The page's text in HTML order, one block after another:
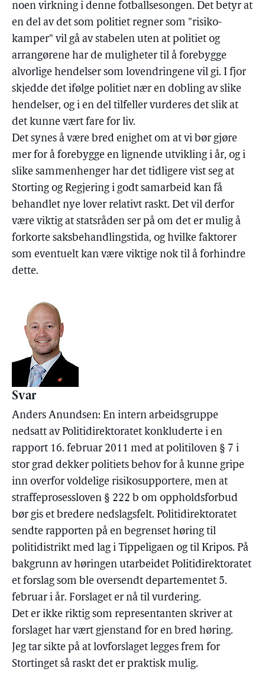
noen virkning i denne fotballsesongen. Det betyr at
en del av det som politiet regner som "risiko-
kamper" vil gå av stabelen uten at politiet og
arrangørene har de muligheter til å forebygge
alvorlige hendelser som lovendringene vil gi. I fjor
skjedde det ifølge politiet nær en dobling av slike
hendelser, og i en del tilfeller vurderes det slik at
det kunne vært fare for liv.
Det synes å være bred enighet om at vi bør gjøre
mer for å forebygge en lignende utvikling i år, og i
slike sammenhenger har det tidligere vist seg at
Storting og Regjering i godt samarbeid kan få
behandlet nye lover relativt raskt. Det vil derfor
være viktig at statsråden ser på om det er mulig å
forkorte saksbehandlingstida, og hvilke faktorer
som eventuelt kan være viktige nok til å forhindre
dette.
Svar
Anders Anundsen: En intern arbeidsgruppe
nedsatt av Politidirektoratet konkluderte i en
rapport 16. februar 2011 med at politiloven § 7 i
stor grad dekker politiets behov for å kunne gripe
inn overfor voldelige risikosupportere, men at
straffeprosessloven § 222 b om oppholdsforbud
bør gis et bredere nedslagsfelt. Politidirektoratet
sendte rapporten på en begrenset høring til
politidistrikt med lag i Tippeligaen og til Kripos. På
bakgrunn av høringen utarbeidet Politidirektoratet
et forslag som ble oversendt departementet 5.
februar i år. Forslaget er nå til vurdering.
Det er ikke riktig som representanten skriver at
forslaget har vært gjenstand for en bred høring.
Jeg tar sikte på at lovforslaget legges frem for
Stortinget så raskt det er praktisk mulig.